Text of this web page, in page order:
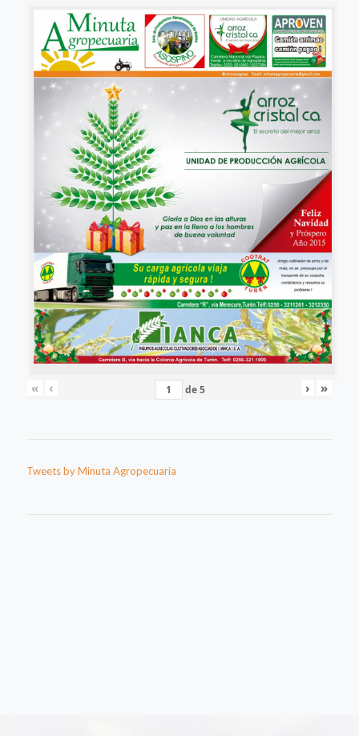
« ‹ de5 › »
Tweets by Minuta Agropecuaria